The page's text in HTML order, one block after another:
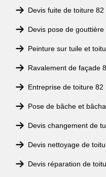
Devis fuite de toiture 82
Devis pose de gouttière
Peinture sur tuile et
Ravalement de façade
Entreprise de toiture 82
Pose de bâche et
Devis changement de
Devis nettoyage de
Devis réparation de